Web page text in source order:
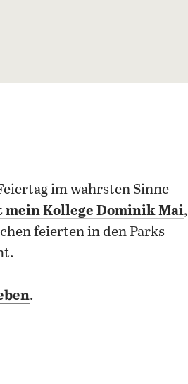
im wahrsten Sinne
mein Kollege Dominik Mai,
feierten in den Parks
.